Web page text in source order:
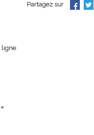
Partagez sur
ligne